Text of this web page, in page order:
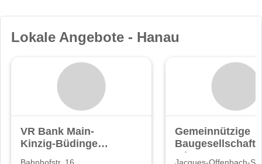
Lokale Angebote - Hanau
VR Bank Main-
Kinzig-Büdingen
Gemeinnützige
Baugesellschaft
mbH